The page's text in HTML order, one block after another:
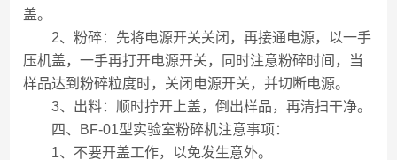
盖。
2、粉碎：先将电源开关关闭，再接通电源，以一手
压机盖，一手再打开电源开关，同时注意粉碎时间，当
样品达到粉碎粒度时，关闭电源开关，并切断电源。
3、出料：顺时拧开上盖，倒出样品，再清扫干净。
四、BF-01型实验室粉碎机注意事项：
1、不要开盖工作，以免发生意外。